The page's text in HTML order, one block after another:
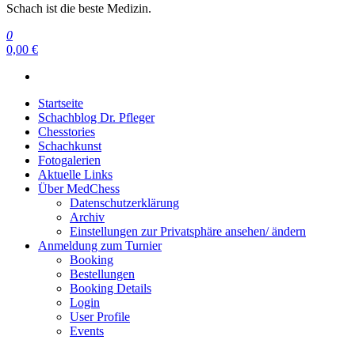
Schach ist die beste Medizin.
0
0,00 €
Startseite
Schachblog Dr. Pfleger
Chesstories
Schachkunst
Fotogalerien
Aktuelle Links
Über MedChess
Datenschutzerklärung
Archiv
Einstellungen zur Privatsphäre ansehen/ ändern
Anmeldung zum Turnier
Booking
Bestellungen
Booking Details
Login
User Profile
Events